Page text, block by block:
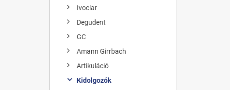
Ivoclar
Degudent
GC
Amann Girrbach
Artikuláció
Kidolgozók